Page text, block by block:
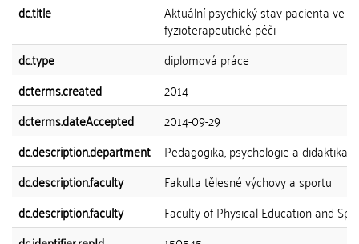
dc.title
Aktuální psychický stav pacienta ve
fyzioterapeutické péči
dc.type
diplomová práce
dcterms.created
2014
dcterms.dateAccepted
2014-09-29
dc.description.department
Pedagogika, psychologie a didaktika
dc.description.faculty
Fakulta tělesné výchovy a sportu
dc.description.faculty
Faculty of Physical Education and